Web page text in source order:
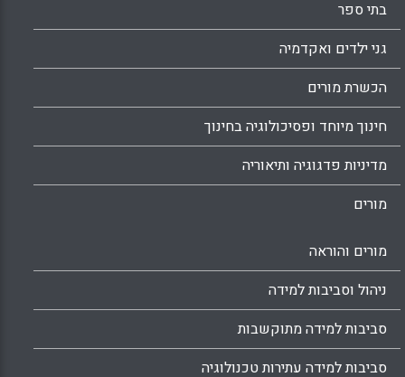
בתי ספר
גני ילדים ואקדמיה
הכשרת מורים
חינוך מיוחד ופסיכולוגיה בחינוך
מדיניות פדגוגיה ותיאוריה
מורים
מורים והוראה
ניהול וסביבות למידה
סביבות למידה מתוקשבות
סביבות למידה עתירות טכנולוגיה